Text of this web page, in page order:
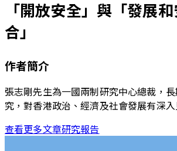
「開放安全」與「發展
合」
作者簡介
張志剛先生為一國兩制研究中心總裁，
究，對香港政治、經濟及社會發展有深入
查看更多文章研究報告